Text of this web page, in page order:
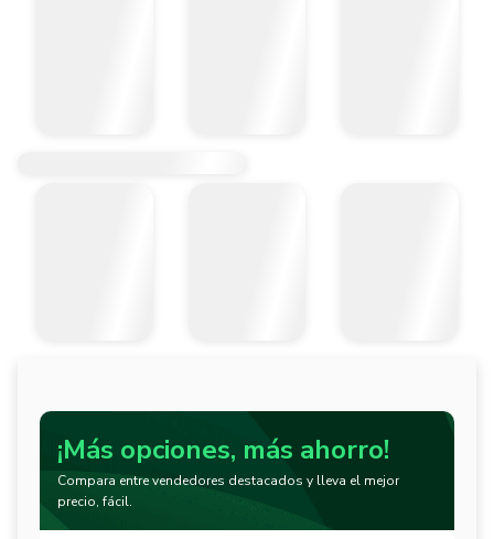
¡Más opciones, más ahorro!
Compara entre vendedores destacados y lleva el mejor
precio, fácil.